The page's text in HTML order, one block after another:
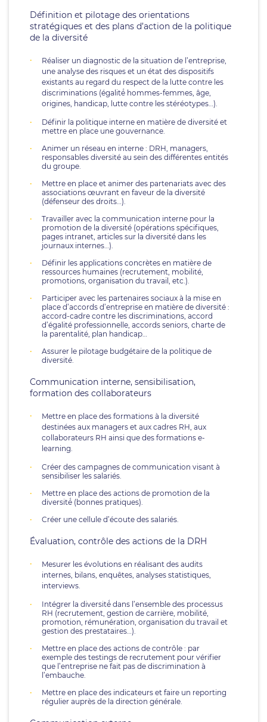
Définition et pilotage des orientations
stratégiques et des plans d’action de la politique
de la diversité
Réaliser un diagnostic de la situation de l’entreprise,
une analyse des risques et un état des dispositifs
existants au regard du respect de la lutte contre les
discriminations (égalité́ hommes-femmes, âge,
origines, handicap, lutte contre les stéréotypes…).
Définir la politique interne en matière de diversité et
mettre en place une gouvernance.
Animer un réseau en interne : DRH, managers,
responsables diversité au sein des différentes entités
du groupe.
Mettre en place et animer des partenariats avec des
associations œuvrant en faveur de la diversité
(défenseur des droits…).
Travailler avec la communication interne pour la
promotion de la diversité (opérations spécifiques,
pages intranet, articles sur la diversité dans les
journaux internes…).
Définir les applications concrètes en matière de
ressources humaines (recrutement, mobilité,
promotions, organisation du travail, etc.).
Participer avec les partenaires sociaux à la mise en
place d’accords d’entreprise en matière de diversité :
accord-cadre contre les discriminations, accord
d’égalité professionnelle, accords seniors, charte de
la parentalité, plan handicap…
Assurer le pilotage budgétaire de la politique de
diversité.
Communication interne, sensibilisation,
formation des collaborateurs
Mettre en place des formations à la diversité
destinées aux managers et aux cadres RH, aux
collaborateurs RH ainsi que des formations e-
learning.
Créer des campagnes de communication visant à
sensibiliser les salariés.
Mettre en place des actions de promotion de la
diversité́ (bonnes pratiques).
Créer une cellule d’écoute des salariés.
Évaluation, contrôle des actions de la DRH
Mesurer les évolutions en réalisant des audits
internes, bilans, enquêtes, analyses statistiques,
interviews.
Intégrer la diversité́ dans l’ensemble des processus
RH (recrutement, gestion de carrière, mobilité,
promotion, rémunération, organisation du travail et
gestion des prestataires…).
Mettre en place des actions de contrôle : par
exemple des testings de recrutement pour vérifier
que l’entreprise ne fait pas de discrimination à
l’embauche.
Mettre en place des indicateurs et faire un reporting
régulier auprès de la direction générale.